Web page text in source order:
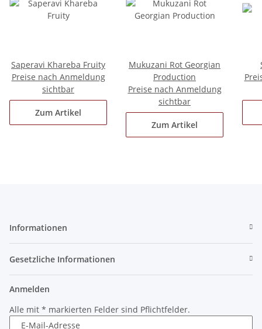
Saperavi Khareba Fruity
Preise nach Anmeldung
sichtbar
Zum Artikel
Mukuzani Rot Georgian
Production
Preise nach Anmeldung
sichtbar
Zum Artikel
Informationen
Gesetzliche Informationen
Anmelden
Alle mit * markierten Felder sind Pflichtfelder.
E-Mail-Adresse